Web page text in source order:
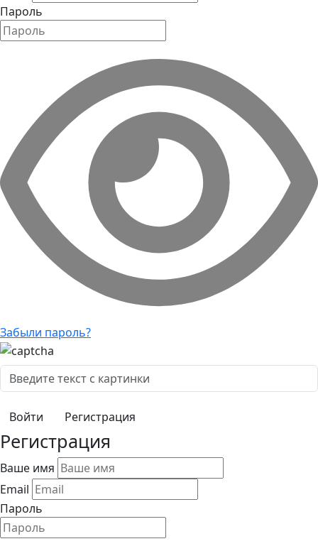
Пароль
Забыли пароль?
Регистрация
Регистрация
Ваше имя
Email
Пароль